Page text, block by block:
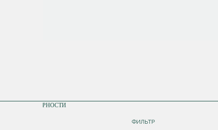
ПО ПОПУЛЯРНОСТИ
ФИЛЬТР